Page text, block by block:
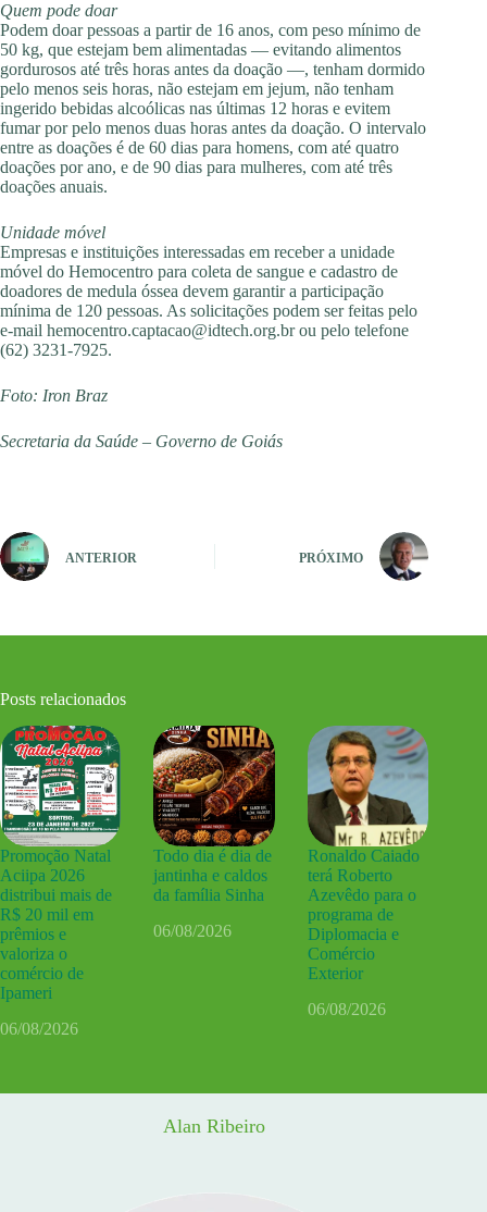
Quem pode doar
Podem doar pessoas a partir de 16 anos, com peso mínimo de
50 kg, que estejam bem alimentadas — evitando alimentos
gordurosos até três horas antes da doação —, tenham dormido
pelo menos seis horas, não estejam em jejum, não tenham
ingerido bebidas alcoólicas nas últimas 12 horas e evitem
fumar por pelo menos duas horas antes da doação. O intervalo
entre as doações é de 60 dias para homens, com até quatro
doações por ano, e de 90 dias para mulheres, com até três
doações anuais.
Unidade móvel
Empresas e instituições interessadas em receber a unidade
móvel do Hemocentro para coleta de sangue e cadastro de
doadores de medula óssea devem garantir a participação
mínima de 120 pessoas. As solicitações podem ser feitas pelo
e-mail hemocentro.captacao@idtech.org.brou pelo telefone
(62) 3231-7925.
Foto: Iron Braz
Secretaria da Saúde – Governo de Goiás
ANTERIOR PRÓXIMO
Posts relacionados
Promoção Natal
Aciipa 2026
distribui mais de
R$ 20 mil em
prêmios e
valoriza o
comércio de
Ipameri
06/08/2026
Todo dia é dia de
jantinha e caldos
da família Sinha
06/08/2026
Ronaldo Caiado
terá Roberto
Azevêdo para o
programa de
Diplomacia e
Comércio
Exterior
06/08/2026
Alan Ribeiro